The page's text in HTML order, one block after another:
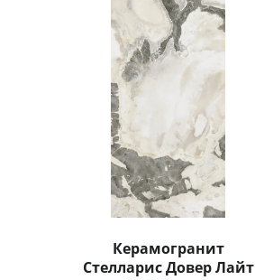
Керамогранит
Стелларис Довер Лайт